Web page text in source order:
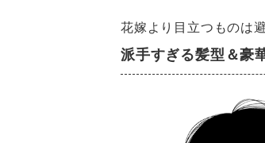
花嫁より目立つものは
派手すぎる髪型＆豪